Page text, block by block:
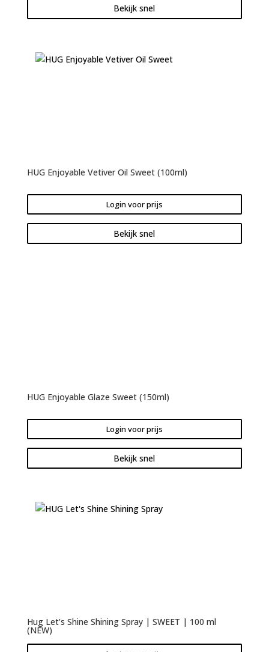
Bekijk snel
HUG Enjoyable Vetiver Oil Sweet (100ml)
Login voor prijs
Bekijk snel
HUG Enjoyable Glaze Sweet (150ml)
Login voor prijs
Bekijk snel
Hug Let’s Shine Shining Spray | SWEET | 100 ml
(NEW)